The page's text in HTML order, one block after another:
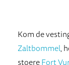
Kom de
Zaltbommel,
stoereFort